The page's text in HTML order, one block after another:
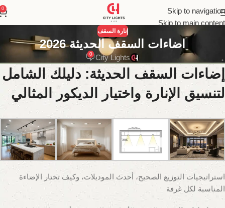
Skip to navigation
Skip to main content
0
إنارة السقف
اضاءات السقف الحديثة 2026
City Lights
0
إضاءات السقف الحديثة: دليلك الشامل
لتنسيق الإنارة واختيار الديكور المثالي
استراتيجيات التوزيع الصحيح، أحدث الموديلات، وكيف تختار الإضاءة
المناسبة لكل غرفة